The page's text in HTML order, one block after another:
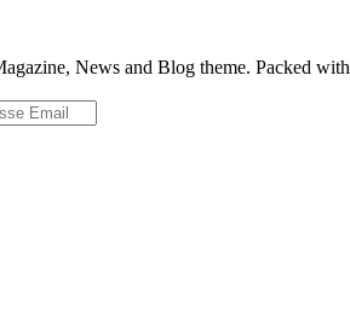
News and Blog theme. Packed